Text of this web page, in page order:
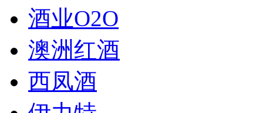
酒业O2O
澳洲红酒
西凤酒